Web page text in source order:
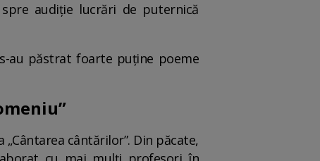
audiție lucrări de puternică
au păstrat foarte puține poeme
cântărilor”. Din păcate,